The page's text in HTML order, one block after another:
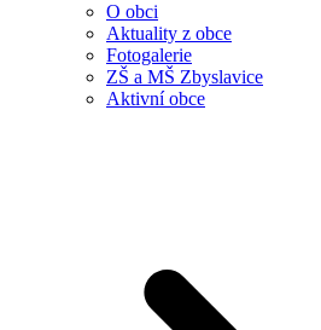
O obci
Aktuality z obce
Fotogalerie
ZŠ a MŠ Zbyslavice
Aktivní obce